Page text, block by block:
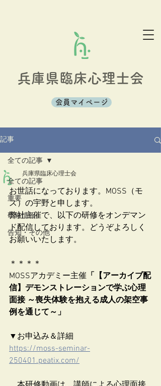
兵庫県臨床心理士会
会員マイページ
記事
全ての記事
重要
研修情報
告知・その他
全ての記事
兵庫県臨床心理士会
お世話になっております。MOSS（モ
ス）の宇野と申します。
弊社主催で、以下の研修をオンデマン
ド配信しております。どうぞよろしく
お願いいたします。
＊＊＊＊
MOSSアカデミー主催 「【アーカイブ配
信】デモンストレーションで学ぶ心理
面接 ～喪失体験を抱える成人の架空事
例を通じて～」
▼お申込み＆詳細
https://moss-seminar-
250401.peatix.com/